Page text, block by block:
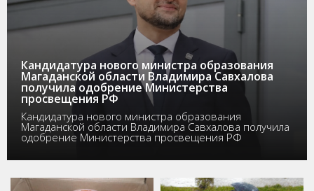
Кандидатура нового министра образования
Магаданской области Владимира Савхалова
получила одобрение Министерства
просвещения РФ
Кандидатура нового министра образования
Магаданской области Владимира Савхалова получила
одобрение Министерства просвещения РФ